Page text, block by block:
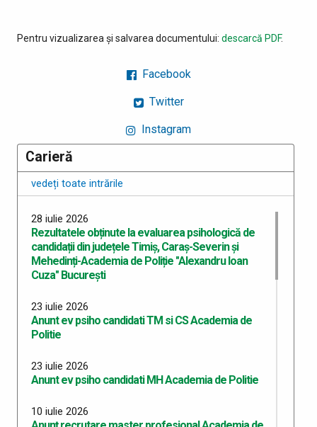
Pentru vizualizarea și salvarea documentului: descarcă PDF.
Facebook
Twitter
Instagram
Carieră
vedeți toate intrările
28 iulie 2026
Rezultatele obținute la evaluarea psihologică de
candidații din județele Timiș, Caraș-Severin și
Mehedinți-Academia de Poliție "Alexandru Ioan
Cuza" București
23 iulie 2026
Anunt ev psiho candidati TM si CS Academia de
Politie
23 iulie 2026
Anunt ev psiho candidati MH Academia de Politie
10 iulie 2026